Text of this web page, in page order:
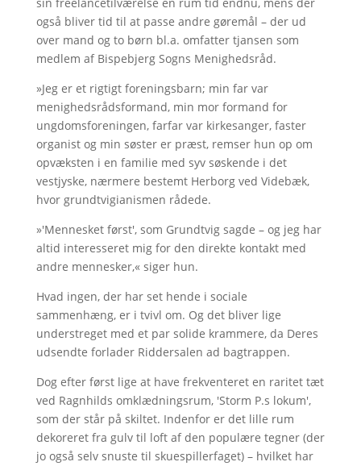
sin freelancetilværelse en rum tid endnu, mens der
også bliver tid til at passe andre gøremål – der ud
over mand og to børn bl.a. omfatter tjansen som
medlem af Bispebjerg Sogns Menighedsråd.
»Jeg er et rigtigt foreningsbarn; min far var
menighedsrådsformand, min mor formand for
ungdomsforeningen, farfar var kirkesanger, faster
organist og min søster er præst, remser hun op om
opvæksten i en familie med syv søskende i det
vestjyske, nærmere bestemt Herborg ved Videbæk,
hvor grundtvigianismen rådede.
»'Mennesket først', som Grundtvig sagde – og jeg har
altid interesseret mig for den direkte kontakt med
andre mennesker,« siger hun.
Hvad ingen, der har set hende i sociale
sammenhæng, er i tvivl om. Og det bliver lige
understreget med et par solide krammere, da Deres
udsendte forlader Riddersalen ad bagtrappen.
Dog efter først lige at have frekventeret en raritet tæt
ved Ragnhilds omklædningsrum, 'Storm P.s lokum',
som der står på skiltet. Indenfor er det lille rum
dekoreret fra gulv til loft af den populære tegner (der
jo også selv snuste til skuespillerfaget) – hvilket har